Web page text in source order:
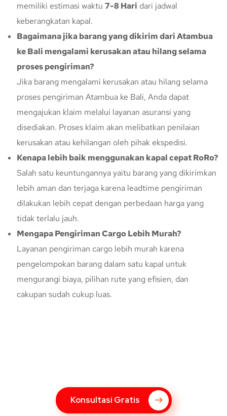
memiliki estimasi waktu 7-8 Hari dari jadwal
keberangkatan kapal.
Bagaimana jika barang yang dikirim dari Atambua
ke Bali mengalami kerusakan atau hilang selama
proses pengiriman?
Jika barang mengalami kerusakan atau hilang selama
proses pengiriman Atambua ke Bali, Anda dapat
mengajukan klaim melalui layanan asuransi yang
disediakan. Proses klaim akan melibatkan penilaian
kerusakan atau kehilangan oleh pihak ekspedisi.
Kenapa lebih baik menggunakan kapal cepat RoRo?
Salah satu keuntungannya yaitu barang yang dikirimkan
lebih aman dan terjaga karena leadtime pengiriman
dilakukan lebih cepat dengan perbedaan harga yang
tidak terlalu jauh.
Mengapa Pengiriman Cargo Lebih Murah?
Layanan pengiriman cargo lebih murah karena
pengelompokan barang dalam satu kapal untuk
mengurangi biaya, pilihan rute yang efisien, dan
cakupan sudah cukup luas.
Konsultasi Gratis